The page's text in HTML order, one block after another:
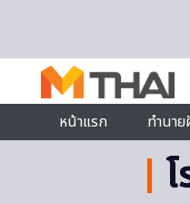
หน้าแรก
ทำนา